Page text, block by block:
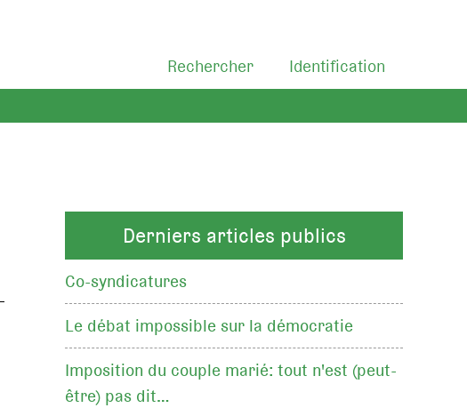
Identification
Rechercher
Derniers articles publics
Co-syndicatures
Le débat impossible sur la démocratie
Imposition du couple marié: tout n'est (peut-
être) pas dit…